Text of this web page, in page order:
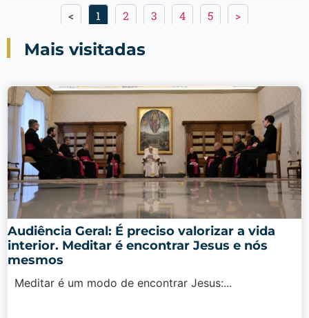
< 1 2 3 4 5 >
Mais visitadas
Audiência Geral: É preciso valorizar a vida
interior. Meditar é encontrar Jesus e nós
mesmos
Meditar é um modo de encontrar Jesus:...